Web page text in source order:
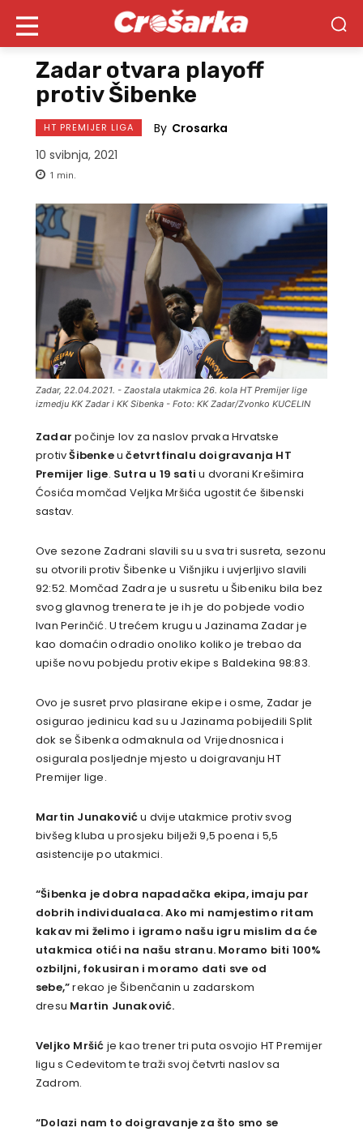
Zadar otvara playoff
protiv Šibenke
HT PREMIJER LIGA By Crosarka
10 svibnja, 2021
1 min.
Zadar, 22.04.2021. - Zaostala utakmica 26. kola HT Premijer lige
izmedju KK Zadar i KK Sibenka - Foto: KK Zadar/Zvonko KUCELIN
Zadar počinje lov za naslov prvaka Hrvatske
protivŠibenkeučetvrtfinalu doigravanja HT
Premijer lige. Sutra u 19 sati u dvorani Krešimira
Ćosića momčad Veljka Mršića ugostit će šibenski
sastav.
Ove sezone Zadrani slavili su u sva tri susreta, sezonu
su otvorili protiv Šibenke u Višnjiku i uvjerljivo slavili
92:52. Momčad Zadra je u susretu u Šibeniku bila bez
svog glavnog trenera te je ih je do pobjede vodio
Ivan Perinčić. U trećem krugu u Jazinama Zadar je
kao domaćin odradio onoliko koliko je trebao da
upiše novu pobjedu protiv ekipe s Baldekina 98:83.
Ovo je susret prvo plasirane ekipe i osme, Zadar je
osigurao jedinicu kad su u Jazinama pobijedili Split
dok se Šibenka odmaknula od Vrijednosnica i
osigurala posljednje mjesto u doigravanju HT
Premijer lige.
Martin Junakoviću dvije utakmice protiv svog
bivšeg kluba u prosjeku bilježi 9,5 poena i 5,5
asistencije po utakmici.
“Šibenka je dobra napadačka ekipa, imaju par
dobrih individualaca. Ako mi namjestimo ritam
kakav mi želimo i igramo našu igru mislim da će
utakmica otići na našu stranu. Moramo biti 100%
ozbiljni, fokusiran i moramo dati sve od
sebe,”rekao je Šibenčanin u zadarskom
dresu Martin Junaković.
Veljko Mršić je kao trener tri puta osvojio HT Premijer
ligu s Cedevitom te traži svoj četvrti naslov sa
Zadrom.
“Dolazi nam to doigravanje za što smo se